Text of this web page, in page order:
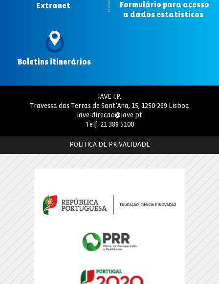
Extranet.
Formulário para acesso
a dados estatísticos
Boletins itinerários.
IAVE I.P.
Travessa das Terras de Sant’Ana, 15, 1250-269 Lisboa
iave-direcao@iave.pt
Telf. 21 389 5100
POLÍTICA DE PRIVACIDADE